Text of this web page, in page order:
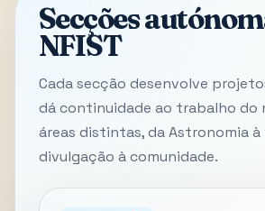
Secções
NFIST
Cada secção desenvolve
dá continuidade ao trabalho do
áreas distintas, da Astronomia
divulgação à comunidade.